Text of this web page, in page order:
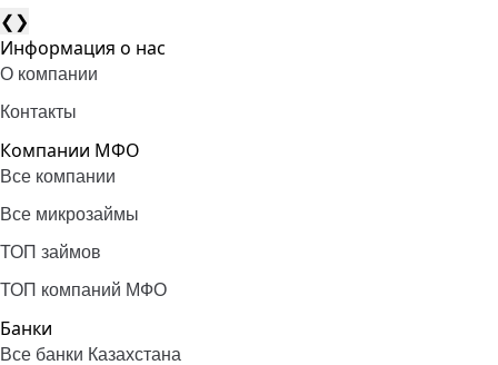
❮❯
Информация о нас
О компании
Контакты
Компании МФО
Все компании
Все микрозаймы
ТОП займов
ТОП компаний МФО
Банки
Все банки Казахстана